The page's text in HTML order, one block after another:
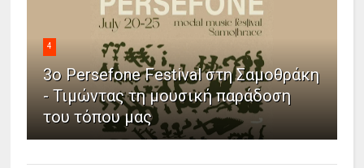
4
3ο Persefone Festival στη Σαμοθράκη
- Τιμώντας τη μουσική παράδοση
του τόπου μας